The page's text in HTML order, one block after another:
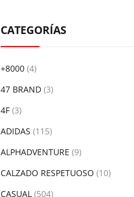
CATEGORÍAS
+8000 (4)
47 BRAND (3)
4F (3)
ADIDAS (115)
ALPHADVENTURE (9)
CALZADO RESPETUOSO (10)
CASUAL (504)